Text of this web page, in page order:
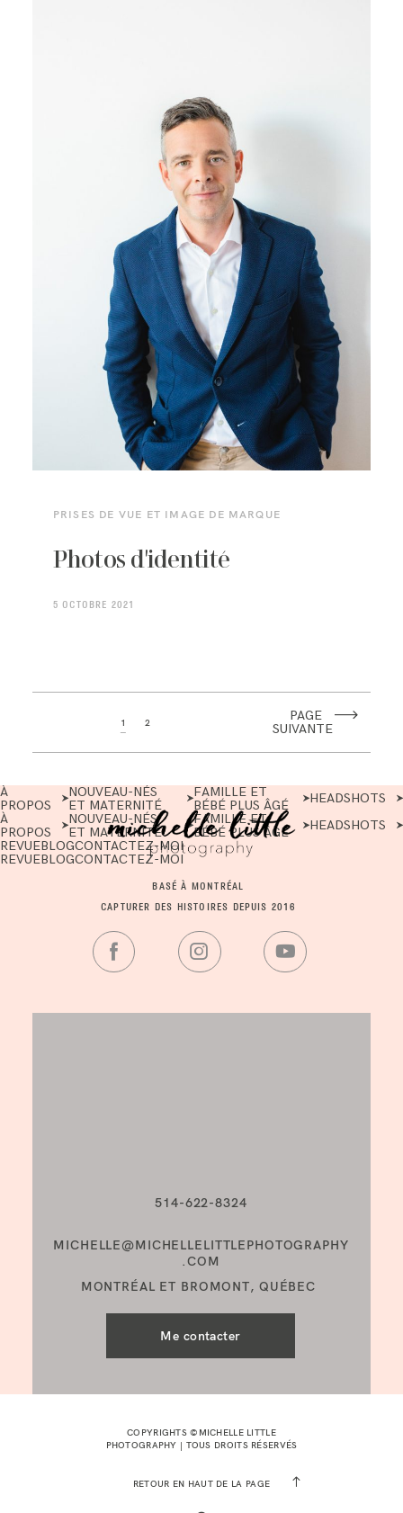
PRISES DE VUE ET IMAGE DE MARQUE
Photos d'identité
5 OCTOBRE 2021
1 2
PAGE
SUIVANTE
514-622-8324
À
PROPOS
NOUVEAU-NÉS
ET MATERNITÉ
FAMILLE ET
BÉBÉ PLUS ÂGÉ
HEADSHOTS
À
PROPOS
NOUVEAU-NÉS
ET MATERNITÉ
FAMILLE ET
BÉBÉ PLUS ÂGÉ
HEADSHOTS
REVUEBLOGCONTACTEZ-MOI
REVUEBLOGCONTACTEZ-MOI
MICHELLE@MICHELLELITTLEPHOTOGRAPHY
.COM
BASÉ À MONTRÉAL
CAPTURER DES HISTOIRES DEPUIS 2016
MONTRÉAL ET BROMONT, QUÉBEC
Me contacter
COPYRIGHTS ©MICHELLE LITTLE
PHOTOGRAPHY | TOUS DROITS RÉSERVÉS
RETOUR EN HAUT DE LA PAGE